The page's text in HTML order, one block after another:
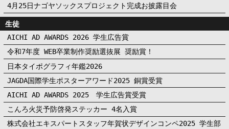
4月25日ナゴヤソックスプロジェクト完成お披露目会
生徒
AICHI AD AWARDS 2026 学生広告賞
令和7年度 WEB卒業制作奨励選抜展 奨励賞！
日本タイポグラフィ年鑑2026
JAGDA国際学生ポスターアワード2025 銅賞受賞
AICHI AD AWARDS 2025 学生広告賞受賞
こんろ火災予防啓発ステッカー 4名入賞
株式会社エキスパートスタッフ年賀状デザインコンペ2025 学生部